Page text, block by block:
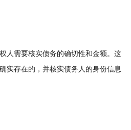
需要核实债务的确切性和金额。这
实存在的，并核实债务人的身份信息